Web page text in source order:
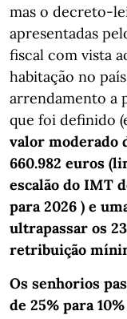
mas o decreto-
apresentadas
fiscal com vista
habitação no
arrendamento a
que foi definido
valor moderado
660.982 euros
escalão do IMT
para 2026 ) e
ultrapassar os
retribuição
Os senhorios
de 25% para